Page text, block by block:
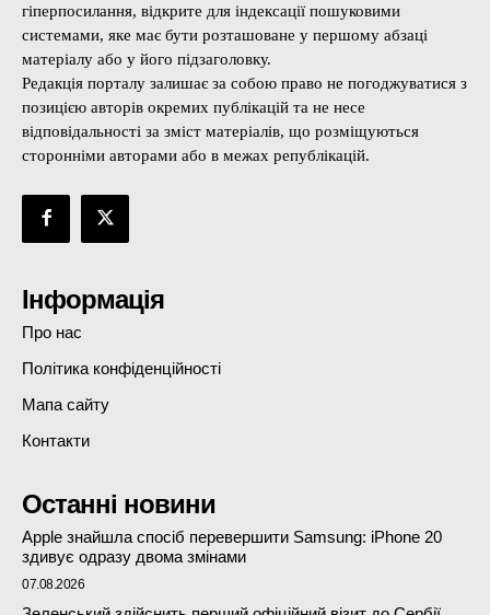
гіперпосилання, відкрите для індексації пошуковими
системами, яке має бути розташоване у першому абзаці
матеріалу або у його підзаголовку.
Редакція порталу залишає за собою право не погоджуватися з
позицією авторів окремих публікацій та не несе
відповідальності за зміст матеріалів, що розміщуються
сторонніми авторами або в межах републікацій.
Інформація
Про нас
Політика конфіденційності
Мапа сайту
Контакти
Останні новини
Apple знайшла спосіб перевершити Samsung: iPhone 20
здивує одразу двома змінами
07.08.2026